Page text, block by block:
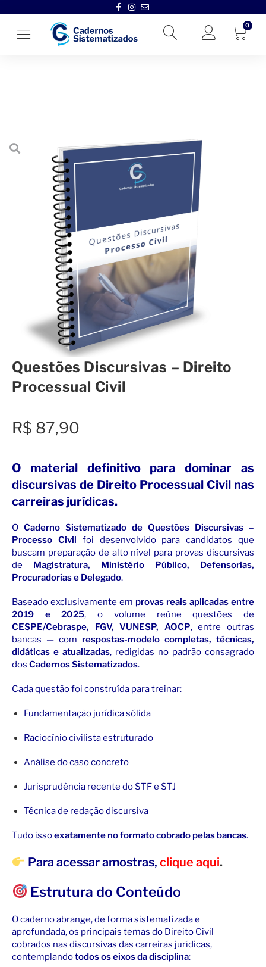
0
Questões Discursivas – Direito
Processual Civil
R$ 87,90
O material definitivo para dominar as
discursivas de Direito Processual Civil nas
carreiras jurídicas.
O Caderno Sistematizado de Questões Discursivas –
Processo Civil foi desenvolvido para candidatos que
buscam preparação de alto nível para provas discursivas
de Magistratura, Ministério Público, Defensorias,
Procuradorias e Delegado.
Baseado exclusivamente em provas reais aplicadas entre
2019 e 2025, o volume reúne questões de
CESPE/Cebraspe, FGV, VUNESP, AOCP, entre outras
bancas — com respostas-modelo completas, técnicas,
didáticas e atualizadas, redigidas no padrão consagrado
dos Cadernos Sistematizados.
Cada questão foi construída para treinar:
Fundamentação jurídica sólida
Raciocínio civilista estruturado
Análise do caso concreto
Jurisprudência recente do STF e STJ
Técnica de redação discursiva
Tudo issoexatamente no formato cobrado pelas bancas.
Para acessar amostras, clique aqui.
Estrutura do Conteúdo
O caderno abrange, de forma sistematizada e
aprofundada, os principais temas do Direito Civil
cobrados nas discursivas das carreiras jurídicas,
contemplandotodos os eixos da disciplina: